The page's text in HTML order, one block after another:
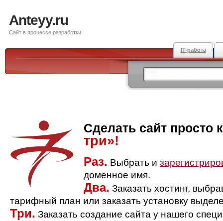
Anteyy.ru
Сайт в процессе разработки
IT-работа
Сделать сайт просто
три»!
Раз. Выбрать и
доменное имя.
Два. Заказать хостинг,
тарифный план или заказать установку
Три. Заказать создание сайта у нашего